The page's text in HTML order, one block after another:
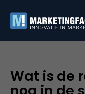
Wat is de